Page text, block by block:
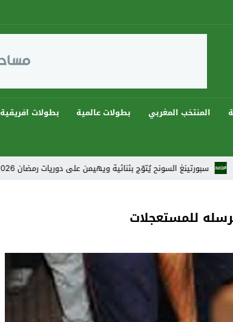
المنتخب المغربي بطولات عالمية بطولات افريقية
السونح يُتوّج بثنائية ويهيمن على دوريات رمضان 2026 في أجواء كروية استثنائية
للمستعجلات